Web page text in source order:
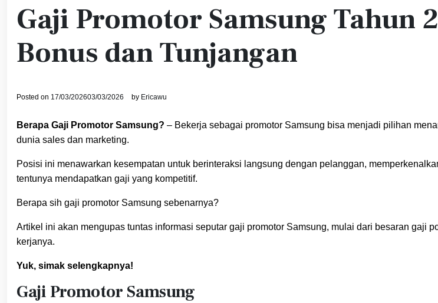
Gaji Promotor Samsung Tahun
Bonus dan Tunjangan
Posted on 17/03/202603/03/2026 by Ericawu
Berapa Gaji Promotor Samsung? – Bekerja sebagai promotor Samsung bisa menjadi pilihan
dunia sales dan marketing.
Posisi ini menawarkan kesempatan untuk berinteraksi langsung dengan pelanggan,
tentunya mendapatkan gaji yang kompetitif.
Berapa sih gaji promotor Samsung sebenarnya?
Artikel ini akan mengupas tuntas informasi seputar gaji promotor Samsung, mulai dari besaran gaji
kerjanya.
Yuk, simak selengkapnya!
Gaji Promotor Samsung